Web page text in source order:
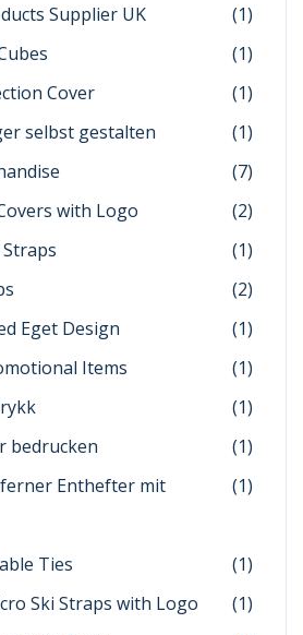
Supplier UK
(1)
(1)
Cover
(1)
selbst gestalten
(1)
(7)
with Logo
(2)
(1)
(2)
Eget Design
(1)
Items
(1)
(1)
bedrucken
(1)
Enthefter mit
(1)
Ties
(1)
Ski Straps with Logo
(1)